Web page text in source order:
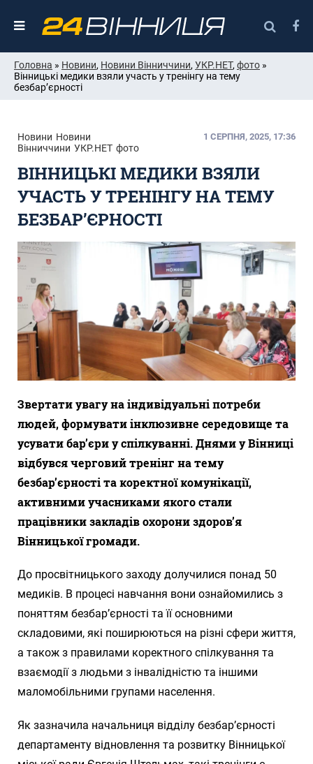
Головна » Новини, Новини Вінниччини, УКР.НЕТ, фото »
Вінницькі медики взяли участь у тренінгу на тему
безбар’єрності
Новини Новини
Вінниччини УКР.НЕТ фото
1 СЕРПНЯ, 2025, 17:36
ВІННИЦЬКІ МЕДИКИ ВЗЯЛИ
УЧАСТЬ У ТРЕНІНГУ НА ТЕМУ
БЕЗБАР’ЄРНОСТІ
Звертати увагу на індивідуальні потреби
людей, формувати інклюзивне середовище та
усувати бар’єри у спілкуванні. Днями у Вінниці
відбувся черговий тренінг на тему
безбар’єрності та коректної комунікації,
активними учасниками якого стали
працівники закладів охорони здоров’я
Вінницької громади.
До просвітницького заходу долучилися понад 50
медиків. В процесі навчання вони ознайомились з
поняттям безбар’єрності та її основними
складовими, які поширюються на різні сфери життя,
а також з правилами коректного спілкування та
взаємодії з людьми з інвалідністю та іншими
маломобільними групами населення.
Як зазначила начальниця відділу безбар’єрності
департаменту відновлення та розвитку Вінницької